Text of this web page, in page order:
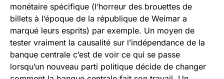
monétaire spécifique (l’horreur des brouettes de
billets à l’époque de la république de Weimar a
marqué leurs esprits) par exemple. Un moyen de
tester vraiment la causalité sur l’indépendance de la
banque centrale c’est de voir ce qui se passe
lorsqu’un nouveau parti politique décide de changer